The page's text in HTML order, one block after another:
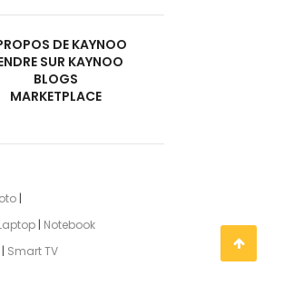
DE KAYNOO
SUR KAYNOO
BLOGS
MARKETPLACE
|
| Notebook
Smart TV